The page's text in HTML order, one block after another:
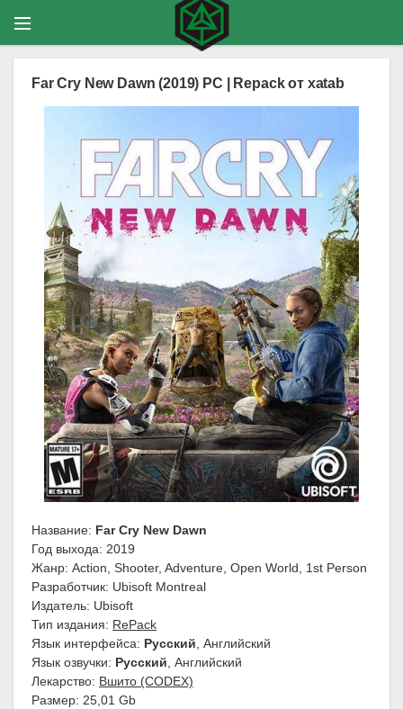
Far Cry New Dawn (2019) PC | Repack от xatab
Название: Far Cry New Dawn
Год выхода: 2019
Жанр: Action, Shooter, Adventure, Open World, 1st Person
Разработчик: Ubisoft Montreal
Издатель: Ubisoft
Тип издания: RePack
Язык интерфейса: Русский, Английский
Язык озвучки: Русский, Английский
Лекарство: Вшито (CODEX)
Размер: 25,01 Gb